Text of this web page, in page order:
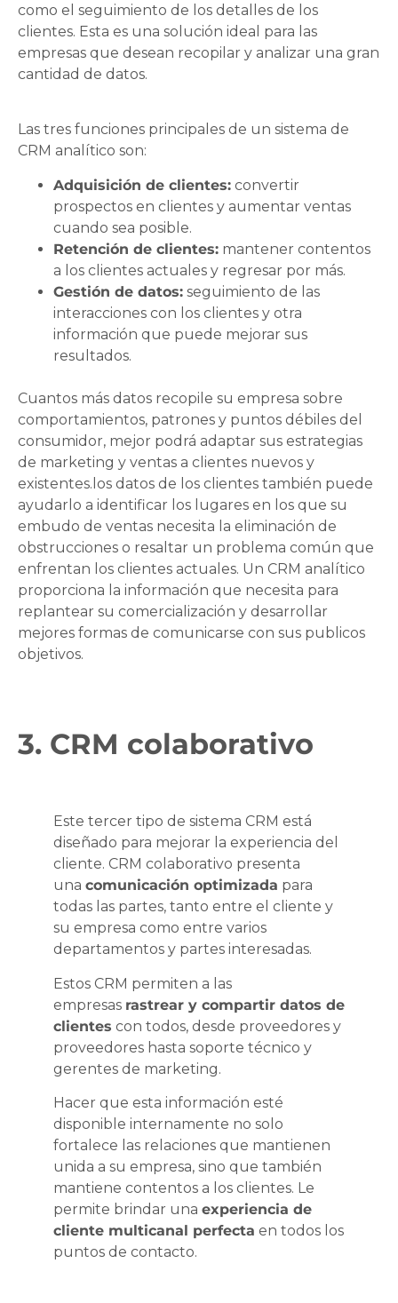
como el seguimiento de los detalles de los
clientes. Esta es una solución ideal para las
empresas que desean recopilar y analizar una gran
cantidad de datos.
Las tres funciones principales de un sistema de
CRM analítico son:
Adquisición de clientes: convertir
prospectos en clientes y aumentar ventas
cuando sea posible.
Retención de clientes: mantener contentos
a los clientes actuales y regresar por más.
Gestión de datos: seguimiento de las
interacciones con los clientes y otra
información que puede mejorar sus
resultados.
Cuantos más datos recopile su empresa sobre
comportamientos, patrones y puntos débiles del
consumidor, mejor podrá adaptar sus estrategias
de marketing y ventas a clientes nuevos y
existentes.los datos de los clientes también puede
ayudarlo a identificar los lugares en los que su
embudo de ventas necesita la eliminación de
obstrucciones o resaltar un problema común que
enfrentan los clientes actuales. Un CRM analítico
proporciona la información que necesita para
replantear su comercialización y desarrollar
mejores formas de comunicarse con sus publicos
objetivos.
3. CRM colaborativo
Este tercer tipo de sistema CRM está
diseñado para mejorar la experiencia del
cliente. CRM colaborativo presenta
una comunicación optimizada para
todas las partes, tanto entre el cliente y
su empresa como entre varios
departamentos y partes interesadas.
Estos CRM permiten a las
empresas rastrear y compartir datos de
clientes con todos, desde proveedores y
proveedores hasta soporte técnico y
gerentes de marketing.
Hacer que esta información esté
disponible internamente no solo
fortalece las relaciones que mantienen
unida a su empresa, sino que también
mantiene contentos a los clientes. Le
permite brindar una experiencia de
cliente multicanal perfecta en todos los
puntos de contacto.